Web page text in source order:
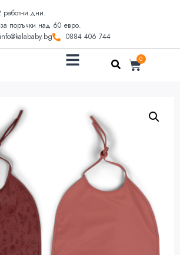
работни дни.
за поръчки над 60 евро.
info@kalababy.bg
0884 406 744
0